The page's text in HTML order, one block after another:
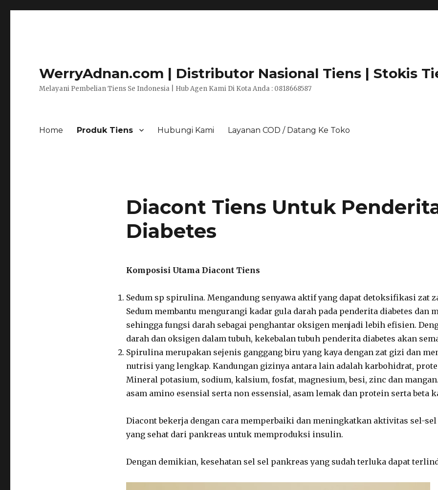
WerryAdnan.com | Distributor Nasional Tiens | Stokis
Melayani Pembelian Tiens Se Indonesia | Hub Agen Kami Di Kota Anda : 0818668587
Home Produk Tiens Hubungi Kami Layanan COD / Datang Ke Toko
Diacont Tiens Untuk
Diabetes
Komposisi Utama Diacont Tiens
Sedum sp spirulina. Mengandung senyawa aktif yang dapat detoksifikasi zat
Sedum membantu mengurangi kadar gula darah pada penderita diabetes dan
sehingga fungsi darah sebagai penghantar oksigen menjadi lebih efisien.
darah dan oksigen dalam tubuh, kekebalan tubuh penderita diabetes akan
Spirulina merupakan sejenis ganggang biru yang kaya dengan zat gizi dan
nutrisi yang lengkap. Kandungan gizinya antara lain adalah karbohidrat,
Mineral potasium, sodium, kalsium, fosfat, magnesium, besi, zinc dan
asam amino esensial serta non essensial, asam lemak dan protein serta beta
Diacont bekerja dengan cara memperbaiki dan meningkatkan aktivitas sel-sel
yang sehat dari pankreas untuk memproduksi insulin.
Dengan demikian, kesehatan sel sel pankreas yang sudah terluka dapat